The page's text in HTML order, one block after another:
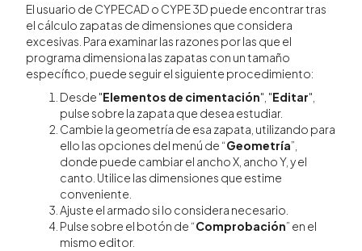
El usuario de CYPECAD o CYPE 3D puede encontrar tras
el cálculo zapatas de dimensiones que considera
excesivas. Para examinar las razones por las que el
programa dimensiona las zapatas con un tamaño
específico, puede seguir el siguiente procedimiento:
Desde "Elementos de cimentación", "Editar",
pulse sobre la zapata que desea estudiar.
Cambie la geometría de esa zapata, utilizando para
ello las opciones del menú de “Geometría”,
donde puede cambiar el ancho X, ancho Y, y el
canto. Utilice las dimensiones que estime
conveniente.
Ajuste el armado si lo considera necesario.
Pulse sobre el botón de “Comprobación” en el
mismo editor.